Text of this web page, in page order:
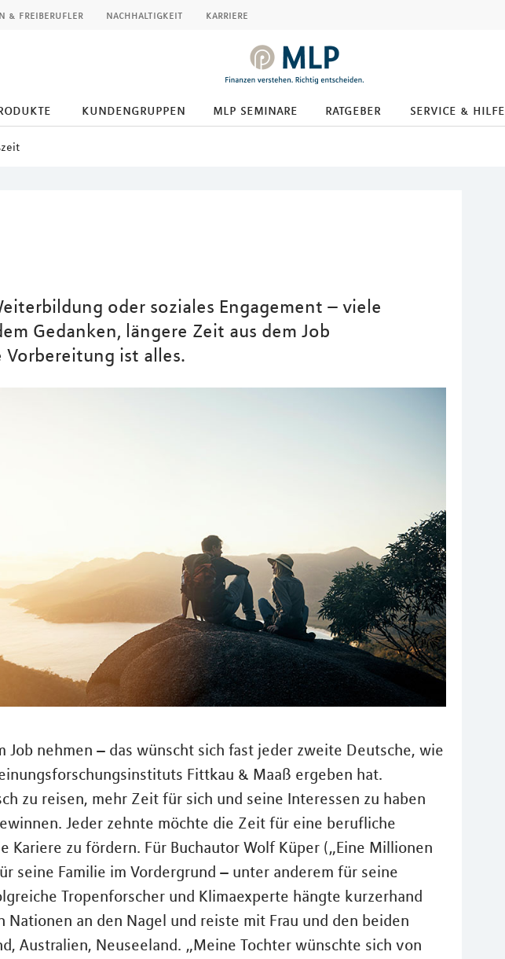
& freiberufler nachhaltigkeit karriere
kundengruppen mlp seminare ratgeber service & hilfe
oder soziales Engagement – viele
Gedanken, längere Zeit aus dem Job
Vorbereitung ist alles.
Job nehmen – das wünscht sich fast jeder zweite Deutsche, wie
Fittkau & Maaß ergeben hat.
zu reisen, mehr Zeit für sich und seine Interessen zu haben
Jeder zehnte möchte die Zeit für eine berufliche
Kariere zu fördern. Für Buchautor Wolf Küper („Eine Millionen
seine Familie im Vordergrund – unter anderem für seine
Tropenforscher und Klimaexperte hängte kurzerhand
Nationen an den Nagel und reiste mit Frau und den beiden
Australien, Neuseeland. „Meine Tochter wünschte sich von